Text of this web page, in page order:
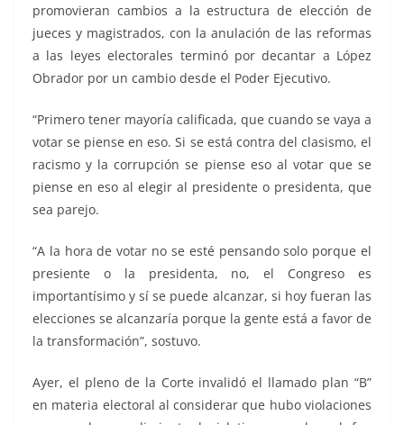
promovieran cambios a la estructura de elección de
jueces y magistrados, con la anulación de las reformas
a las leyes electorales terminó por decantar a López
Obrador por un cambio desde el Poder Ejecutivo.
“Primero tener mayoría calificada, que cuando se vaya a
votar se piense en eso. Si se está contra del clasismo, el
racismo y la corrupción se piense eso al votar que se
piense en eso al elegir al presidente o presidenta, que
sea parejo.
“A la hora de votar no se esté pensando solo porque el
presiente o la presidenta, no, el Congreso es
importantísimo y sí se puede alcanzar, si hoy fueran las
elecciones se alcanzaría porque la gente está a favor de
la transformación”, sostuvo.
Ayer, el pleno de la Corte invalidó el llamado plan “B”
en materia electoral al considerar que hubo violaciones